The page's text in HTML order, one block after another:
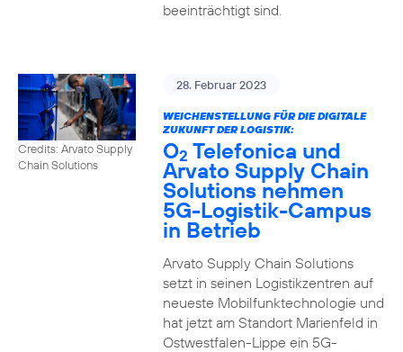
beeinträchtigt sind.
Credits: Arvato Supply
Chain Solutions
28. Februar 2023
WEICHENSTELLUNG FÜR DIE DIGITALE
ZUKUNFT DER LOGISTIK:
O2 Telefonica und
Arvato Supply Chain
Solutions nehmen
5G-Logistik-Campus
in Betrieb
Arvato Supply Chain Solutions
setzt in seinen Logistikzentren auf
neueste Mobilfunktechnologie und
hat jetzt am Standort Marienfeld in
Ostwestfalen-Lippe ein 5G-